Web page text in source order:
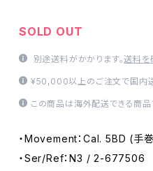
SOLD OUT
別途送料がかかります。送料を
¥50,000以上のご注文で国内
この商品は海外配送できる商品
・Movement：Cal. 5BD (手
・Ser/Ref：N3 / 2-677506